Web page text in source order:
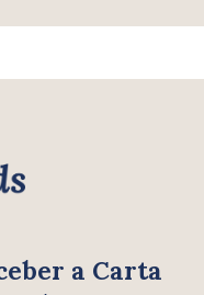
a Carta